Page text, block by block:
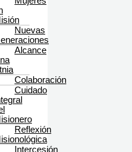
Nuevas
Alcance
Colaboración
Cuidado
Reflexión
Intercesión